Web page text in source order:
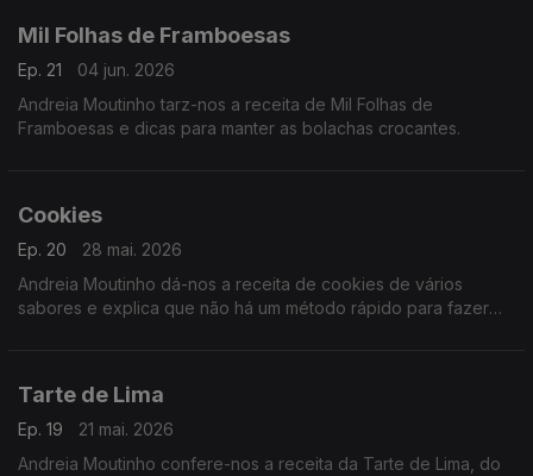
Mil Folhas de Framboesas
Ep. 21
04 jun. 2026
Andreia Moutinho tarz-nos a receita de Mil Folhas de
Framboesas e dicas para manter as bolachas crocantes.
Cookies
Ep. 20
28 mai. 2026
Andreia Moutinho dá-nos a receita de cookies de vários
sabores e explica que não há um método rápido para fazer
Tarte de Lima
Ep. 19
21 mai. 2026
Andreia Moutinho confere-nos a receita da Tarte de Lima, do